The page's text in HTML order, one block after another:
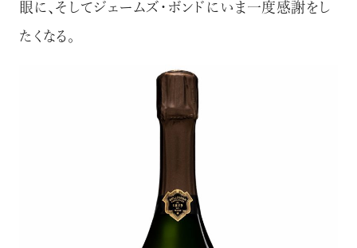
眼に、そしてジェームズ・ボンドにいま一度感謝をし
たくなる。